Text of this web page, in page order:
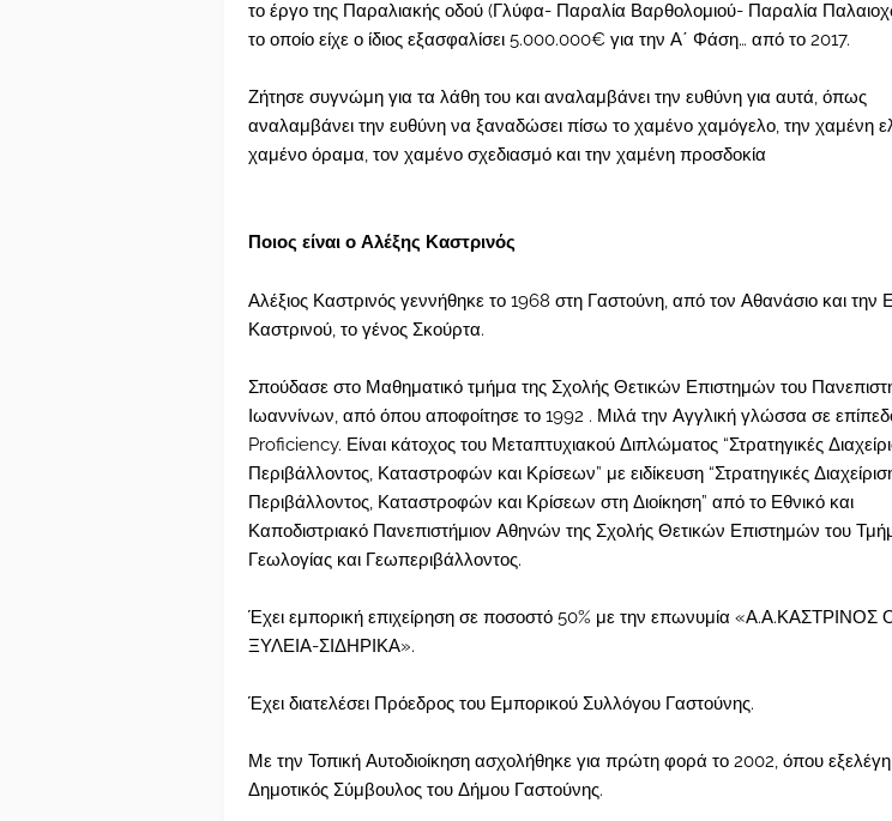
το έργο της Παραλιακής οδού (Γλύφα- Παραλία Βαρθολομιού- Παραλία
το οποίο είχε ο ίδιος εξασφαλίσει 5.000.000€ για την Α΄ Φάση… από το 2017.
Ζήτησε συγνώμη για τα λάθη του και αναλαμβάνει την ευθύνη για αυτά, όπως
αναλαμβάνει την ευθύνη να ξαναδώσει πίσω το χαμένο χαμόγελο, την χαμένη
χαμένο όραμα, τον χαμένο σχεδιασμό και την χαμένη προσδοκία
Ποιος είναι ο Αλέξης Καστρινός
Αλέξιος Καστρινός γεννήθηκε το 1968 στη Γαστούνη, από τον Αθανάσιο και την
Καστρινού, το γένος Σκούρτα.
Σπούδασε στο Μαθηματικό τμήμα της Σχολής Θετικών Επιστημών του
Ιωαννίνων, από όπου αποφοίτησε το 1992 . Μιλά την Αγγλική γλώσσα σε
Proficiency. Είναι κάτοχος του Μεταπτυχιακού Διπλώματος “Στρατηγικές
Περιβάλλοντος, Καταστροφών και Κρίσεων” με ειδίκευση “Στρατηγικές
Περιβάλλοντος, Καταστροφών και Κρίσεων στη Διοίκηση” από το Εθνικό και
Καποδιστριακό Πανεπιστήμιον Αθηνών της Σχολής Θετικών Επιστημών του
Γεωλογίας και Γεωπεριβάλλοντος.
Έχει εμπορική επιχείρηση σε ποσοστό 50% με την επωνυμία «Α.Α.ΚΑΣΤΡΙΝΟΣ
ΞΥΛΕΙΑ-ΣΙΔΗΡΙΚΑ».
Έχει διατελέσει Πρόεδρος του Εμπορικού Συλλόγου Γαστούνης.
Με την Τοπική Αυτοδιοίκηση ασχολήθηκε για πρώτη φορά το 2002, όπου
Δημοτικός Σύμβουλος του Δήμου Γαστούνης.